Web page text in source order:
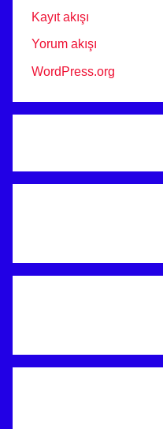
Kayıt akışı
Yorum akışı
WordPress.org